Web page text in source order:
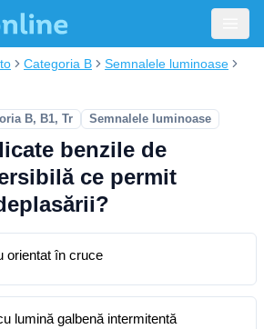
Categoria B
Semnalele luminoase
B, B1, Tr Semnalele luminoase
benzile de
ce permit
orientat în cruce
lumină galbenă intermitentă